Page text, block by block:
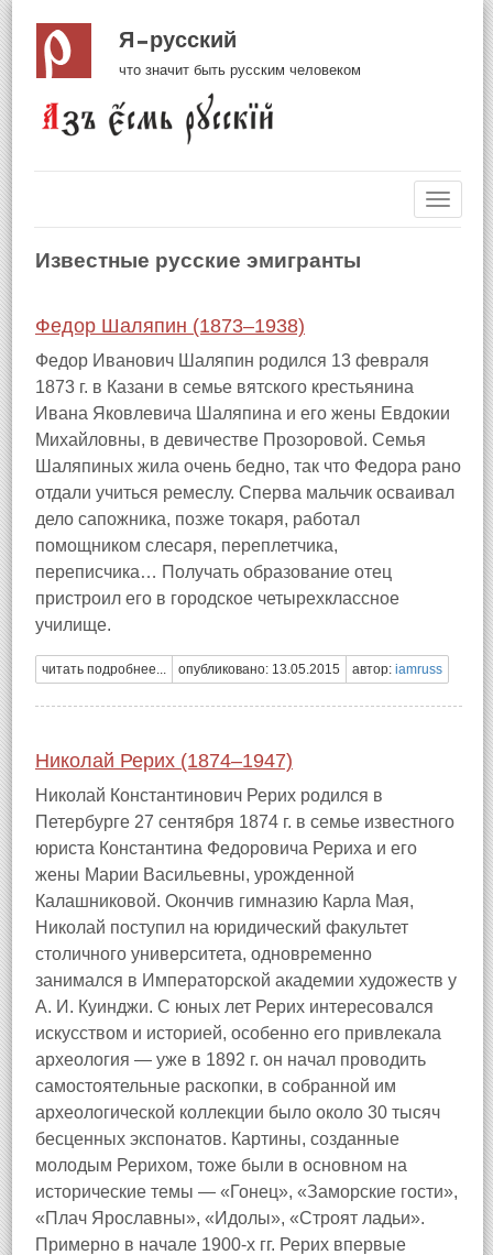
Я русский
что значит быть русским человеком
Известные русские эмигранты
Федор Шаляпин (1873–1938)
Федор Иванович Шаляпин родился 13 февраля
1873 г. в Казани в семье вятского крестьянина
Ивана Яковлевича Шаляпина и его жены Евдокии
Михайловны, в девичестве Прозоровой. Семья
Шаляпиных жила очень бедно, так что Федора рано
отдали учиться ремеслу. Сперва мальчик осваивал
дело сапожника, позже токаря, работал
помощником слесаря, переплетчика,
переписчика… Получать образование отец
пристроил его в городское четырехклассное
училище.
читать подробнее... опубликовано: 13.05.2015 автор: iamruss
Николай Рерих (1874–1947)
Николай Константинович Рерих родился в
Петербурге 27 сентября 1874 г. в семье известного
юриста Константина Федоровича Рериха и его
жены Марии Васильевны, урожденной
Калашниковой. Окончив гимназию Карла Мая,
Николай поступил на юридический факультет
столичного университета, одновременно
занимался в Императорской академии художеств у
А. И. Куинджи. С юных лет Рерих интересовался
искусством и историей, особенно его привлекала
археология — уже в 1892 г. он начал проводить
самостоятельные раскопки, в собранной им
археологической коллекции было около 30 тысяч
бесценных экспонатов. Картины, созданные
молодым Рерихом, тоже были в основном на
исторические темы — «Гонец», «Заморские гости»,
«Плач Ярославны», «Идолы», «Строят ладьи».
Примерно в начале 1900-х гг. Рерих впервые